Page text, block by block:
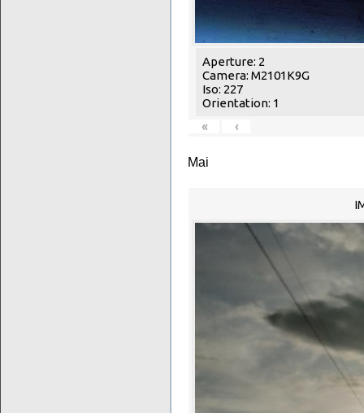
Aperture: 2
Camera: M2101K9G
Iso: 227
Orientation: 1
«
‹
Mai